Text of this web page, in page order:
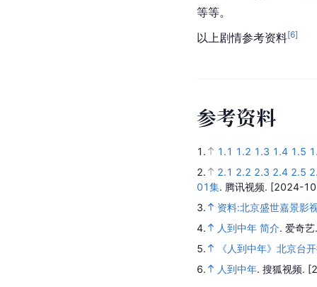
等等。
以上剧情参考资料[6]
参考资料
1. 1.1 1.2 1.3 1.4 1.5
2.
2.1 2.2 2.3 2.4 2.5
01集. 腾讯视频. [2024-
3.
资料:北京盛世嘉景影
4.
人到中年 简介. 爱奇
5.
《人到中年》北京台
6.
人到中年. 搜狐视频.